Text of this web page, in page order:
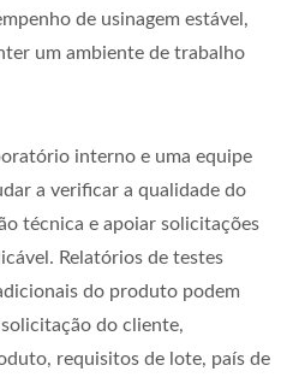
de usinagem estável,
um ambiente de trabalho
interno e uma equipe
a verificar a qualidade do
técnica e apoiar solicitações
Relatórios de testes
do produto podem
do cliente,
requisitos de lote, país de